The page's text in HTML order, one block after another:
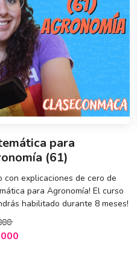
para
(61)
con explicaciones de cero de
para Agronomía! El curso
habilitado durante 8 meses!